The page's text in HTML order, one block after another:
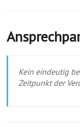
Kein eindeutig
Zeitpunkt der